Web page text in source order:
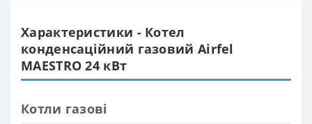
Характеристики - Котел
конденсаційний газовий Airfel
MAESTRO 24 кВт
Котли газові